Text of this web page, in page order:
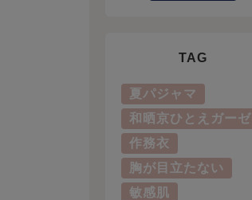
TAG
夏パジャマ
和晒京ひとえガーゼ
作務衣
胸が目立たない
敏感肌